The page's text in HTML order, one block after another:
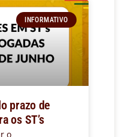
INFORMATIVO
prazo de
os ST’s
o